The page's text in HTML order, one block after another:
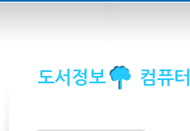
도서정보 컴퓨